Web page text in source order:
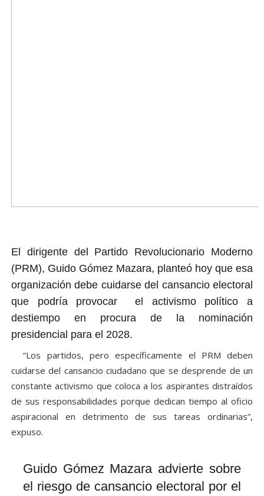
El dirigente del Partido Revolucionario Moderno
(PRM), Guido Gómez Mazara, planteó hoy que esa
organización debe cuidarse del cansancio electoral
que podría provocar el activismo político a
destiempo en procura de la nominación
presidencial para el 2028.
“Los partidos, pero específicamente el PRM deben
cuidarse del cansancio ciudadano que se desprende de un
constante activismo que coloca a los aspirantes distraídos
de sus responsabilidades porque dedican tiempo al oficio
aspiracional en detrimento de sus tareas ordinarias”,
expuso.
Guido Gómez Mazara advierte sobre
el riesgo de cansancio electoral por el